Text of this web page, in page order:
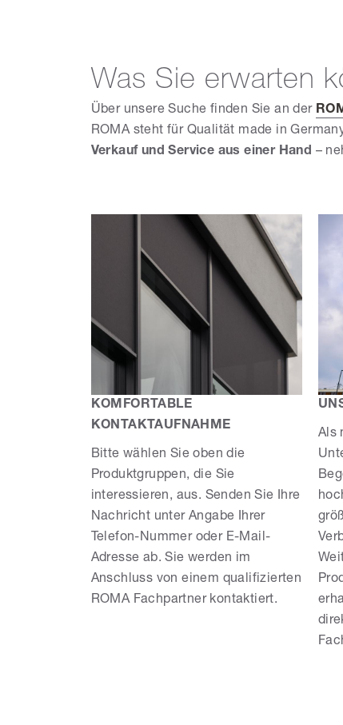
Was Sie erwarten
Über unsere Suche finden Sie an der
ROMA steht für Qualität made in
Verkauf und Service aus einer Hand –
KOMFORTABLE
KONTAKTAUFNAHME
Bitte wählen Sie oben die
Produktgruppen, die Sie
interessieren, aus. Senden Sie Ihre
Nachricht unter Angabe Ihrer
Telefon-Nummer oder E-Mail-
Adresse ab. Sie werden im
Anschluss von einem qualifizierten
ROMA Fachpartner kontaktiert.
Als